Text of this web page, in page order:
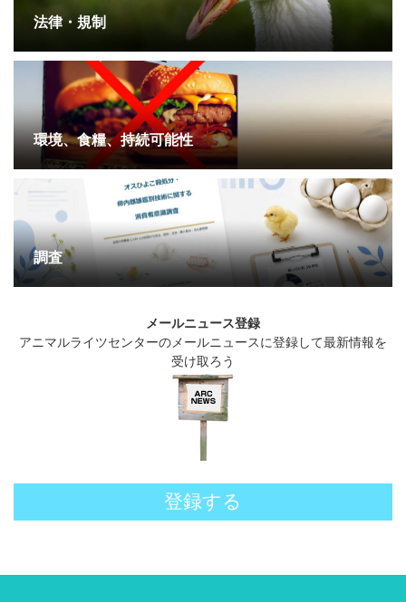
法律・規制
環境、食糧、持続可能性
調査
メールニュース登録
アニマルライツセンターのメールニュースに登録して最新情報を
受け取ろう
登録する